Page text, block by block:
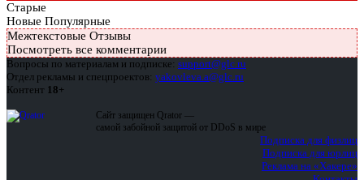
Старые
Новые Популярные
Межтекстовые Отзывы
Посмотреть все комментарии
Вопросы по материалам и подписке: support@glc.ru
Отдел рекламы и спецпроектов: yakovleva.a@glc.ru
Контент 18+
Сайт защищен Qrator —
самой забойной защитой от DDoS в мире
Подписка для физлиц
Подписка для юрлиц
Реклама на «Хакере»